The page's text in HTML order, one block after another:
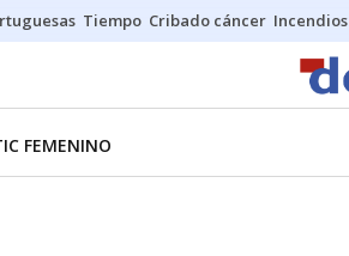
Tiempo Cribado cáncer Incendios
FEMENINO